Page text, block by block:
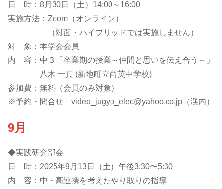
日 時：8月30日（土）14:00～16:00
実施方法：Zoom（オンライン）
（対面・ハイブリッドでは実施しません）
対 象：本学会会員
内 容：中３「卒業期の授業～仲間と思いを伝え合う～」
八木 一真 (新地町立尚英中学校)
参加費：無料（会員のみ対象）
※予約・問合せ video_jugyo_elec@yahoo.co.jp（渓内）
9月
◆実践研究部会
日 時：2025年9月13日（土）午後3:30〜5:30
内 容：中・高連携を考えたやり取りの指導